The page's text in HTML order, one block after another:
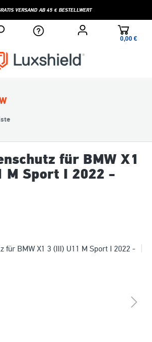
VERSAND AB 45 € BESTELLWERT
0,00 €*
für BMW X1
M Sport I 2022 -